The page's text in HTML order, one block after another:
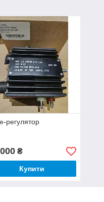
регулятор
₴
Купити